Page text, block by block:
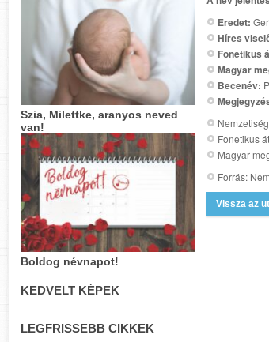
Eredet:
Híres
Fonetikus
Magyar
Becenév:
Fonetikus
Magyar
Forrás:
Vissza az
Szia, Milettke, aranyos neved
van!
Boldog névnapot!
KEDVELT KÉPEK
LEGFRISSEBB CIKKEK